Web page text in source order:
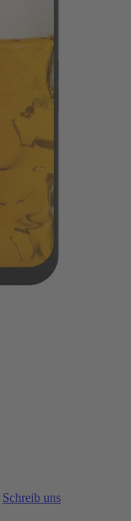
Schreib uns